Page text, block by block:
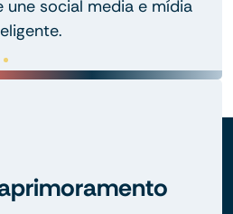
une social media e mídia